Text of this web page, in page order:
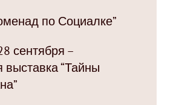
по Социалке”
сентября –
выставка “Тайны